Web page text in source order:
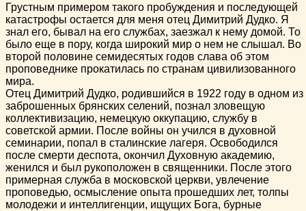
Грустным примером такого пробуждения и последующей
катастрофы остается для меня отец Димитрий Дудко. Я
знал его, бывал на его службах, заезжал к нему домой. То
было еще в пору, когда широкий мир о нем не слышал. Во
второй половине семидесятых годов слава об этом
проповеднике прокатилась по странам цивилизованного
мира.
Отец Димитрий Дудко, родившийся в 1922 году в одном из
заброшенных брянских селений, познал зловещую
коллективизацию, немецкую оккупацию, службу в
советской армии. После войны он учился в духовной
семинарии, попал в сталинские лагеря. Освободился
после смерти деспота, окончил Духовную академию,
женился и был рукоположен в священники. После этого
примерная служба в московской церкви, увлечение
проповедью, осмысление опыта прошедших лет, толпы
молодежи и интеллигенции, ищущих Бога, бурные